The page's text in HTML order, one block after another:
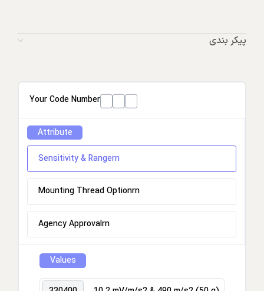
پیکر بندی
Your Code Number
Attribute
Sensitivity & Rangern
Mounting Thread Optionrn
Agency Approvalrn
Values